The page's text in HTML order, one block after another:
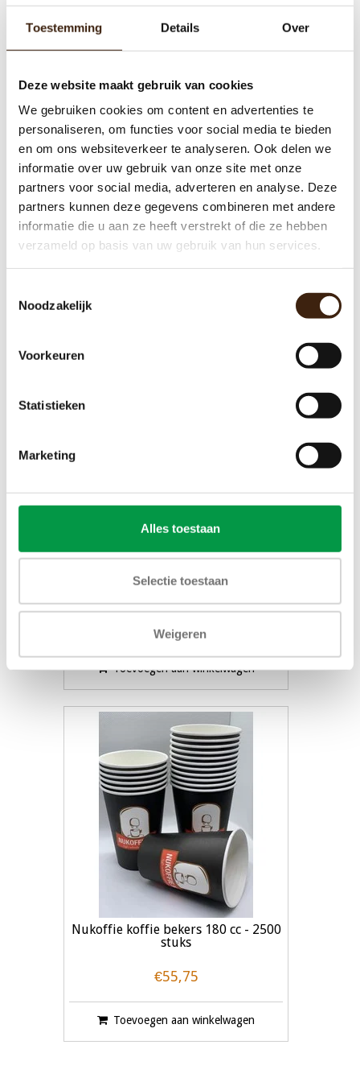
Toestemming Details Over
Deze website maakt gebruik van cookies
We gebruiken cookies om content en advertenties te
personaliseren, om functies voor social media te bieden
en om ons websiteverkeer te analyseren. Ook delen we
informatie over uw gebruik van onze site met onze
partners voor social media, adverteren en analyse. Deze
partners kunnen deze gegevens combineren met andere
informatie die u aan ze heeft verstrekt of die ze hebben
verzameld op basis van uw gebruik van hun services.
Noodzakelijk
Voorkeuren
Statistieken
Marketing
Alles toestaan
Selectie toestaan
Weigeren
Suikersticks
€18,50
Creamer sticks melk
€24,00
Toevoegen aan winkelwagen
Nukoffie koffie bekers 180 cc - 2500
stuks
€55,75
Toevoegen aan winkelwagen